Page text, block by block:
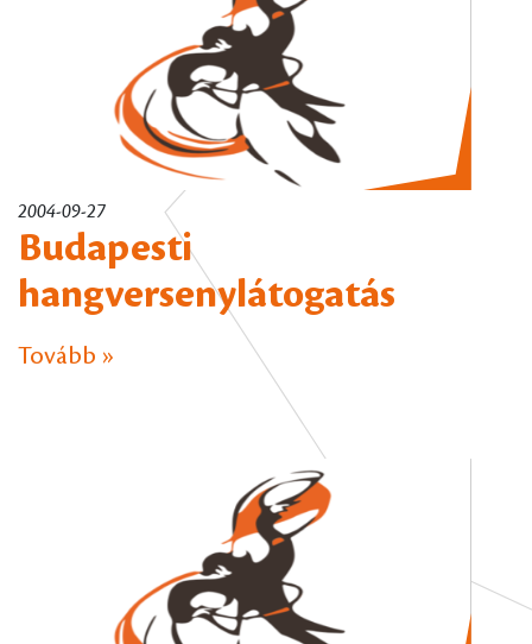
2004-09-27
Budapesti
hangversenylátogatás
Tovább »